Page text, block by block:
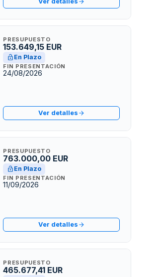
PRESUPUESTO
153.649,15 EUR
En Plazo
FIN PRESENTACIÓN
24/08/2026
Ver detalles
PRESUPUESTO
763.000,00 EUR
En Plazo
FIN PRESENTACIÓN
11/09/2026
Ver detalles
PRESUPUESTO
465.677,41 EUR